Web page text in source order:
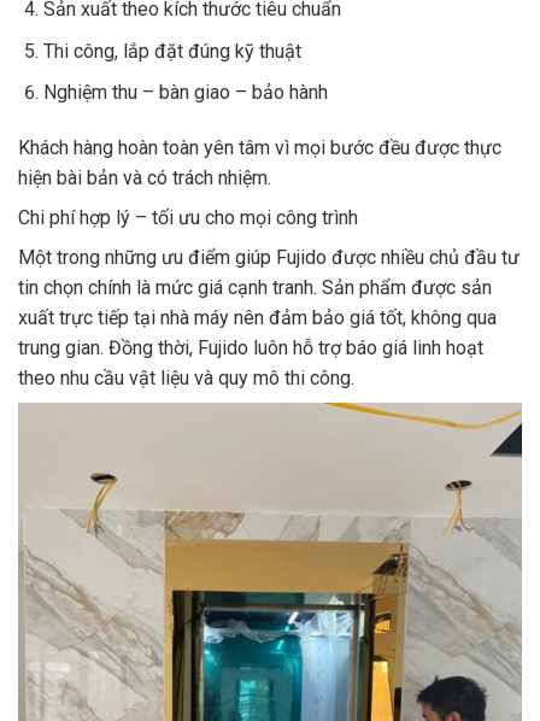
Sản xuất theo kích thước tiêu chuẩn
Thi công, lắp đặt đúng kỹ thuật
Nghiệm thu – bàn giao – bảo hành
Khách hàng hoàn toàn yên tâm vì mọi bước đều được thực
hiện bài bản và có trách nhiệm.
Chi phí hợp lý – tối ưu cho mọi công trình
Một trong những ưu điểm giúp Fujido được nhiều chủ đầu tư
tin chọn chính là mức giá cạnh tranh. Sản phẩm được sản
xuất trực tiếp tại nhà máy nên đảm bảo giá tốt, không qua
trung gian. Đồng thời, Fujido luôn hỗ trợ báo giá linh hoạt
theo nhu cầu vật liệu và quy mô thi công.